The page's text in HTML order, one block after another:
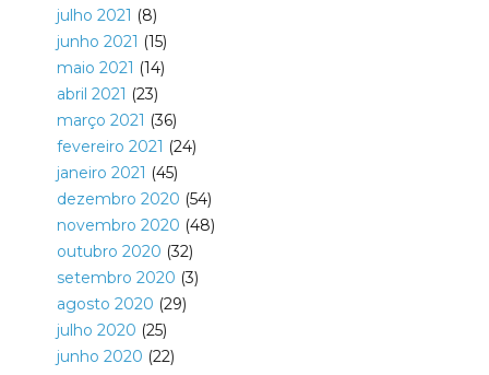
julho 2021 (8)
junho 2021 (15)
maio 2021 (14)
abril 2021 (23)
março 2021 (36)
fevereiro 2021 (24)
janeiro 2021 (45)
dezembro 2020 (54)
novembro 2020 (48)
outubro 2020 (32)
setembro 2020 (3)
agosto 2020 (29)
julho 2020 (25)
junho 2020 (22)